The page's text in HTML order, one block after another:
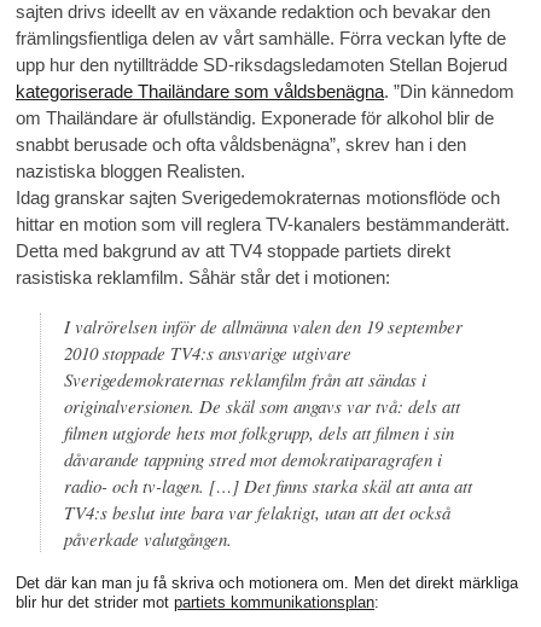
sajten drivs ideellt av en växande redaktion och bevakar den
främlingsfientliga delen av vårt samhälle. Förra veckan lyfte de
upp hur den nytillträdde SD-riksdagsledamoten Stellan Bojerud
kategoriserade Thailändare som våldsbenägna. ”Din kännedom
om Thailändare är ofullständig. Exponerade för alkohol blir de
snabbt berusade och ofta våldsbenägna”, skrev han i den
nazistiska bloggen Realisten.
Idag granskar sajten Sverigedemokraternas motionsflöde och
hittar en motion som vill reglera TV-kanalers bestämmanderätt.
Detta med bakgrund av att TV4 stoppade partiets direkt
rasistiska reklamfilm. Såhär står det i motionen:
I valrörelsen inför de allmänna valen den 19 september
2010 stoppade TV4:s ansvarige utgivare
Sverigedemokraternas reklamfilm från att sändas i
originalversionen. De skäl som angavs var två: dels att
filmen utgjorde hets mot folkgrupp, dels att filmen i sin
dåvarande tappning stred mot demokratiparagrafen i
radio- och tv-lagen. […] Det finns starka skäl att anta att
TV4:s beslut inte bara var felaktigt, utan att det också
påverkade valutgången.
Det där kan man ju få skriva och motionera om. Men det direkt märkliga
blir hur det strider mot partiets kommunikationsplan: